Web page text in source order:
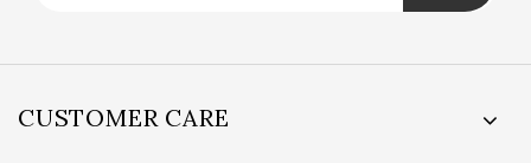
CUSTOMER CARE